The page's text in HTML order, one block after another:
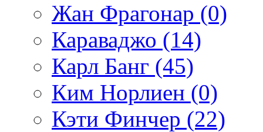
Жан Фрагонар (0)
Караваджо (14)
Карл Банг (45)
Ким Норлиен (0)
Кэти Финчер (22)